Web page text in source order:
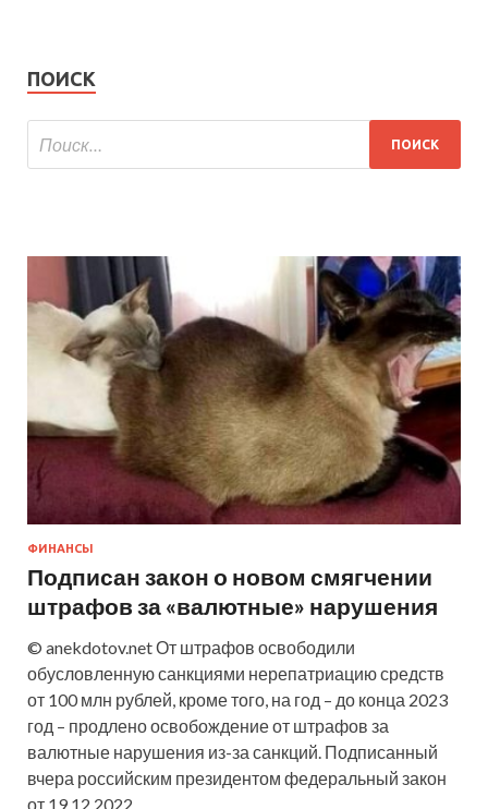
ПОИСК
ФИНАНСЫ
Подписан закон о новом смягчении
штрафов за «валютные» нарушения
© anekdotov.net От штрафов освободили
обусловленную санкциями нерепатриацию средств
от 100 млн рублей, кроме того, на год – до конца 2023
год – продлено освобождение от штрафов за
валютные нарушения из-за санкций. Подписанный
вчера российским президентом федеральный закон
от 19.12.2022…